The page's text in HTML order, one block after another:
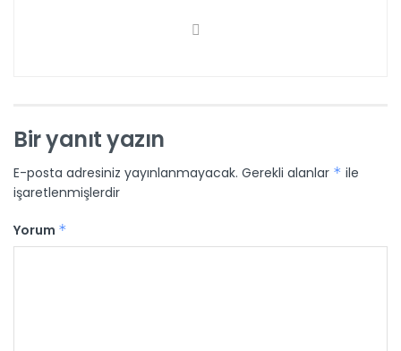
Bir yanıt yazın
E-posta adresiniz yayınlanmayacak. Gerekli alanlar * ile
işaretlenmişlerdir
Yorum *